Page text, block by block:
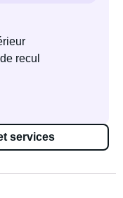
recul
services